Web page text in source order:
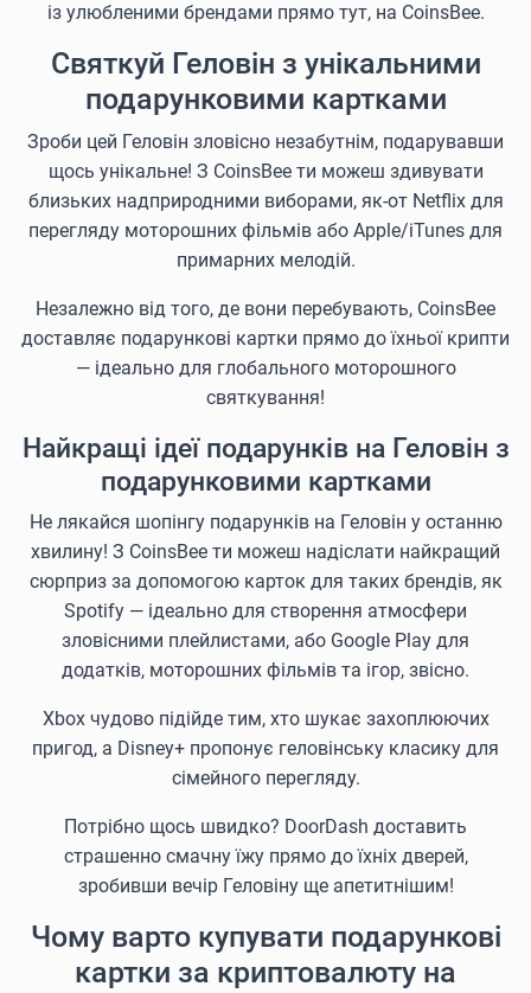
із улюбленими брендами прямо тут, на CoinsBee.
Святкуй Геловін з унікальними
подарунковими картками
Зроби цей Геловін зловісно незабутнім, подарувавши
щось унікальне! З CoinsBee ти можеш здивувати
близьких надприродними виборами, як-от Netflix для
перегляду моторошних фільмів або Apple/iTunes для
примарних мелодій.
Незалежно від того, де вони перебувають, CoinsBee
доставляє подарункові картки прямо до їхньої крипти
— ідеально для глобального моторошного
святкування!
Найкращі ідеї подарунків на Геловін з
подарунковими картками
Не лякайся шопінгу подарунків на Геловін у останню
хвилину! З CoinsBee ти можеш надіслати найкращий
сюрприз за допомогою карток для таких брендів, як
Spotify — ідеально для створення атмосфери
зловісними плейлистами, або Google Play для
додатків, моторошних фільмів та ігор, звісно.
Xbox чудово підійде тим, хто шукає захоплюючих
пригод, а Disney+ пропонує геловінську класику для
сімейного перегляду.
Потрібно щось швидко? DoorDash доставить
страшенно смачну їжу прямо до їхніх дверей,
зробивши вечір Геловіну ще апетитнішим!
Чому варто купувати подарункові
картки за криптовалюту на